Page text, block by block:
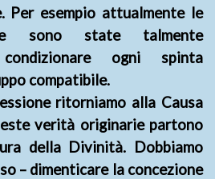
Per esempio attualmente le
sono state talmente
ogni spinta
compatibile.
ritorniamo alla Causa
verità originarie partono
della Divinità. Dobbiamo
– dimenticare la concezione